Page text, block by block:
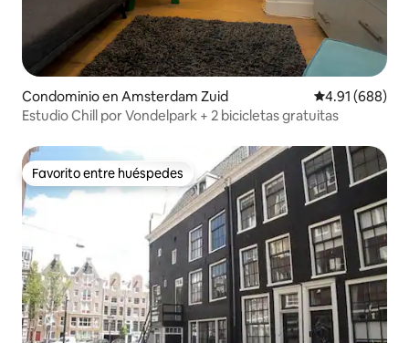
Condominio en Amsterdam Zuid Calificación
4.91 (688)
Estudio Chill por Vondelpark + 2 bicicletas gratuitas
Favorito entre huéspedes
Favorito entre huéspedes